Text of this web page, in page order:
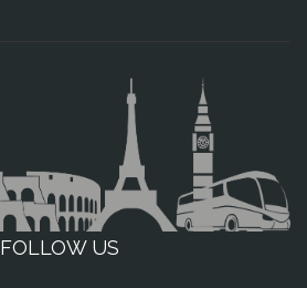
FOLLOW US